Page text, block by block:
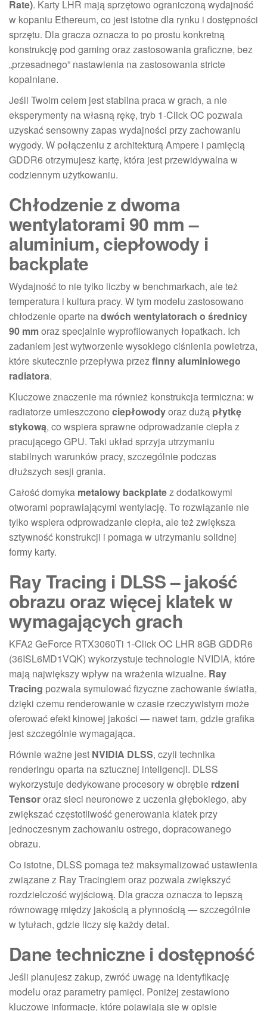
Rate). Karty LHR mają sprzętowo ograniczoną wydajność
w kopaniu Ethereum, co jest istotne dla rynku i dostępności
sprzętu. Dla gracza oznacza to po prostu konkretną
konstrukcję pod gaming oraz zastosowania graficzne, bez
„przesadnego” nastawienia na zastosowania stricte
kopalniane.
Jeśli Twoim celem jest stabilna praca w grach, a nie
eksperymenty na własną rękę, tryb 1-Click OC pozwala
uzyskać sensowny zapas wydajności przy zachowaniu
wygody. W połączeniu z architekturą Ampere i pamięcią
GDDR6 otrzymujesz kartę, która jest przewidywalna w
codziennym użytkowaniu.
Chłodzenie z dwoma
wentylatorami 90 mm –
aluminium, ciepłowody i
backplate
Wydajność to nie tylko liczby w benchmarkach, ale też
temperatura i kultura pracy. W tym modelu zastosowano
chłodzenie oparte nadwóch wentylatorach o średnicy
90 mmoraz specjalnie wyprofilowanych łopatkach. Ich
zadaniem jest wytworzenie wysokiego ciśnienia powietrza,
które skutecznie przepływa przezfinny aluminiowego
radiatora.
Kluczowe znaczenie ma również konstrukcja termiczna: w
radiatorze umieszczono ciepłowodyoraz dużą płytkę
stykową, co wspiera sprawne odprowadzanie ciepła z
pracującego GPU. Taki układ sprzyja utrzymaniu
stabilnych warunków pracy, szczególnie podczas
dłuższych sesji grania.
Całość domyka metalowy backplatez dodatkowymi
otworami poprawiającymi wentylację. To rozwiązanie nie
tylko wspiera odprowadzanie ciepła, ale też zwiększa
sztywność konstrukcji i pomaga w utrzymaniu solidnej
formy karty.
Ray Tracing i DLSS – jakość
obrazu oraz więcej klatek w
wymagających grach
KFA2 GeForce RTX3060Ti 1-Click OC LHR 8GB GDDR6
(36ISL6MD1VQK) wykorzystuje technologie NVIDIA, które
mają największy wpływ na wrażenia wizualne. Ray
Tracing pozwala symulować fizyczne zachowanie światła,
dzięki czemu renderowanie w czasie rzeczywistym może
oferować efekt kinowej jakości — nawet tam, gdzie grafika
jest szczególnie wymagająca.
Równie ważne jest NVIDIA DLSS, czyli technika
renderingu oparta na sztucznej inteligencji. DLSS
wykorzystuje dedykowane procesory w obrębie rdzeni
Tensororaz sieci neuronowe z uczenia głębokiego, aby
zwiększać częstotliwość generowania klatek przy
jednoczesnym zachowaniu ostrego, dopracowanego
obrazu.
Co istotne, DLSS pomaga też maksymalizować ustawienia
związane z Ray Tracingiem oraz pozwala zwiększyć
rozdzielczość wyjściową. Dla gracza oznacza to lepszą
równowagę między jakością a płynnością — szczególnie
w tytułach, gdzie liczy się każdy detal.
Dane techniczne i dostępność
Jeśli planujesz zakup, zwróć uwagę na identyfikację
modelu oraz parametry pamięci. Poniżej zestawiono
kluczowe informacje, które pojawiają się w opisie